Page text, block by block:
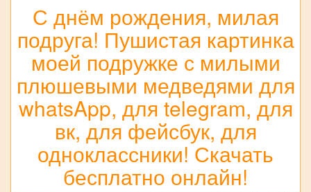
С днём рождения, милая
подруга! Пушистая картинка
моей подружке с милыми
плюшевыми медведями для
whatsApp, для telegram, для
вк, для фейсбук, для
одноклассники! Скачать
бесплатно онлайн!